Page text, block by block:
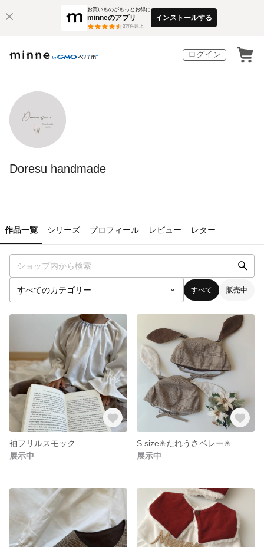
お買いものがもっとお得に
minneのアプリ
3万件以上
インストールする
ログイン
Doresu handmade
作品一覧 シリーズ プロフィール レビュー レター
すべて 販売中
袖フリルスモック
展示中
S size✳︎たれうさベレー✳︎
展示中